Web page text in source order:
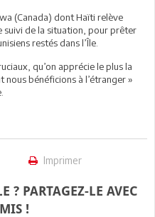
(Canada) dont Haïti relève
suivi de la situation, pour prêter
restés dans l’Île.
qu’on apprécie le plus la
bénéficions à l’étranger »
Imprimer
? PARTAGEZ-LE AVEC
!